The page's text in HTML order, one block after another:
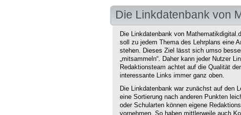
Die Linkdatenbank von
Die Linkdatenbank von
soll zu jedem Thema des Lehrplans eine
stehen. Dieses Ziel lässt sich umso
„mitsammeln“. Daher kann jeder Nutzer
Redaktionsteam achtet auf die Qualität
interessante Links immer ganz oben.
Die Linkdatenbank war zunächst auf den
eine Sortierung nach anderen Punkten
oder Schularten können eigene
vornehmen. So haben mittlerweile auch